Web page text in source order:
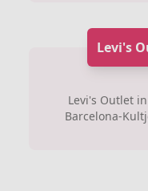
Levi's
Levi's Outlet
Barcelona-